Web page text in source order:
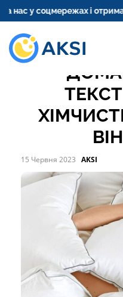
у соцмережах і отримай
15 Червня 2023 AKSI